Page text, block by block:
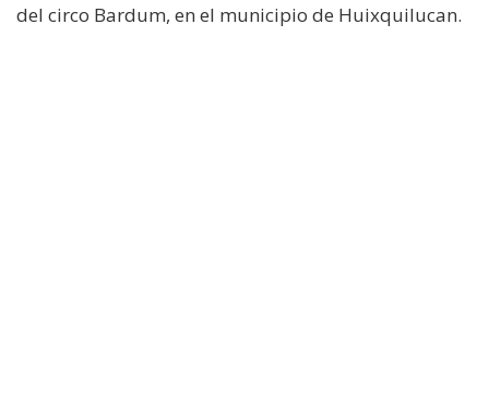
del circo Bardum, en el municipio de Huixquilucan.